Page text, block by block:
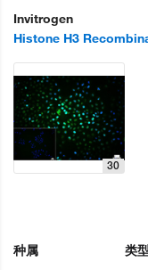
Invitrogen
Histone H3
30
种属 类型